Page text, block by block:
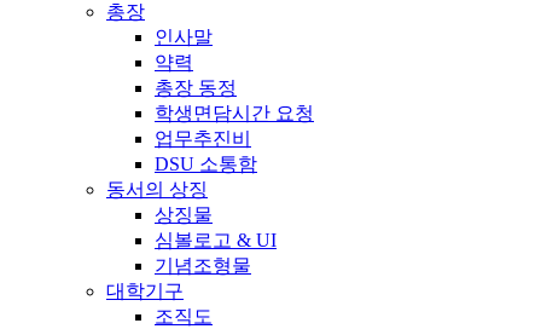
총장
인사말
약력
총장 동정
학생면담시간 요청
업무추진비
DSU 소통함
동서의 상징
상징물
심볼로고 & UI
기념조형물
대학기구
조직도